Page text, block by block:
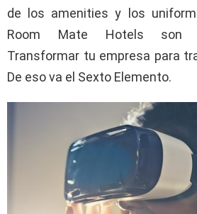
de los amenities y los
Room Mate Hotels son
Transformar tu empresa para
De eso va el Sexto Elemento.